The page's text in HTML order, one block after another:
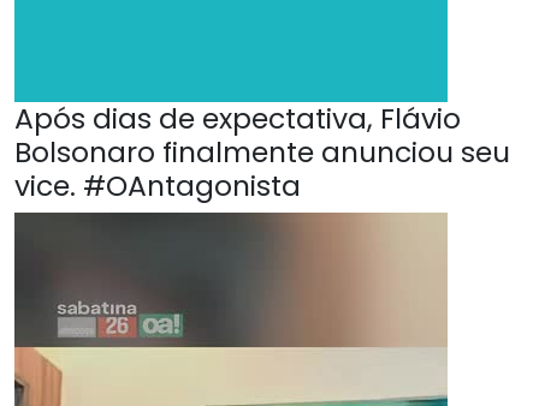
Após dias de expectativa, Flávio
Bolsonaro finalmente anunciou seu
vice. #OAntagonista